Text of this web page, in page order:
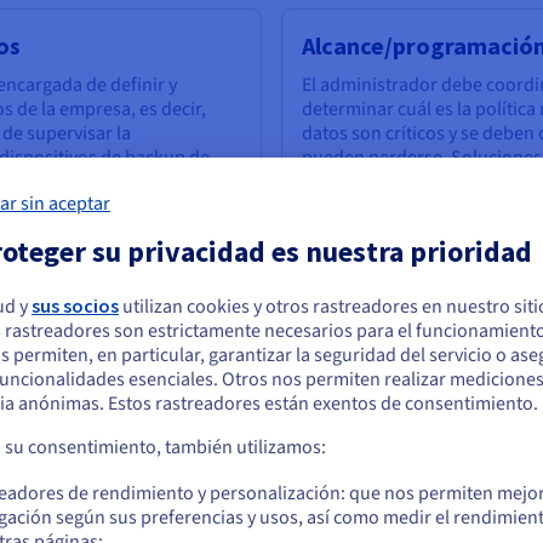
de definir y
de la empresa, es decir,
supervisar la
de backup de
en forma continua
El administrador
implementación de
que introduzcan nuevos
de backup o
que, a medida que la
conjuntos y fuentes de
Alcance/
El administrador debe
determinar cuál es la política
datos son críticos y se
pueden perderse.
Pueden estar basadas en
ofreciendo múltiples
resultados efectivos de
definidas (ver a continuación).
que está ubicado en Estados Unidos
hacer un pedido desde Estados Unidos, deberá buscar el sitio web
y crear una cuenta.
us.ovhcloud.com/learn Inglés USD - $
sin aceptar
su privacidad es nuestra prioridad
ysus socios utilizan cookies y otros rastreadores en nuestro
rastreadores son estrictamente necesarios para el
permiten, en particular, garantizar la seguridad del servicio o
esenciales. Otros nos permiten realizar
anónimas. Estos rastreadores están exentos de consentimiento.
su consentimiento, también utilizamos:
de rendimiento y personalización: que nos permiten
según sus preferencias y usos, así como medir el